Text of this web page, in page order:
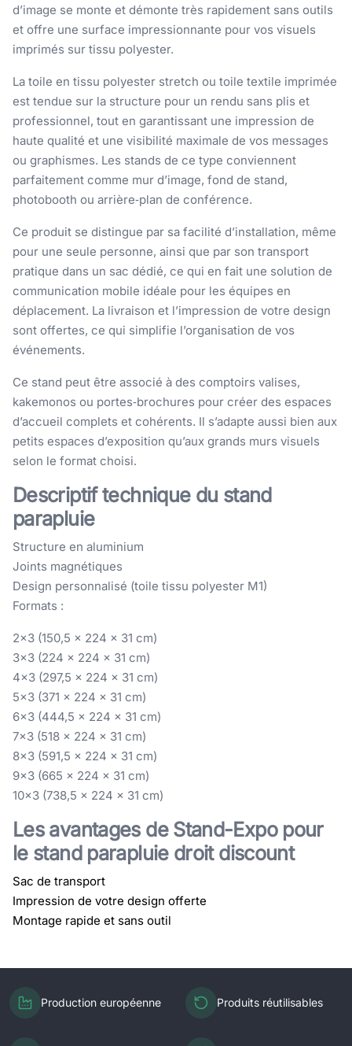
d’image se monte et démonte très rapidement sans outils
et offre une surface impressionnante pour vos visuels
imprimés sur tissu polyester.
La toile en tissu polyester stretch ou toile textile imprimée
est tendue sur la structure pour un rendu sans plis et
professionnel, tout en garantissant une impression de
haute qualité et une visibilité maximale de vos messages
ou graphismes. Les stands de ce type conviennent
parfaitement comme mur d’image, fond de stand,
photobooth ou arrière‑plan de conférence.
Ce produit se distingue par sa facilité d’installation, même
pour une seule personne, ainsi que par son transport
pratique dans un sac dédié, ce qui en fait une solution de
communication mobile idéale pour les équipes en
déplacement. La livraison et l’impression de votre design
sont offertes, ce qui simplifie l’organisation de vos
événements.
Ce stand peut être associé à des comptoirs valises,
kakemonos ou portes‑brochures pour créer des espaces
d’accueil complets et cohérents. Il s’adapte aussi bien aux
petits espaces d’exposition qu’aux grands murs visuels
selon le format choisi.
Descriptif technique du stand
parapluie
Structure en aluminium
Joints magnétiques
Design personnalisé (toile tissu polyester M1)
Formats :
2x3 (150,5 x 224 x 31 cm)
3x3 (224 x 224 x 31 cm)
4x3 (297,5 x 224 x 31 cm)
5x3 (371 x 224 x 31 cm)
6x3 (444,5 x 224 x 31 cm)
7x3 (518 x 224 x 31 cm)
8x3 (591,5 x 224 x 31 cm)
9x3 (665 x 224 x 31 cm)
10x3 (738,5 x 224 x 31 cm)
Les avantages de Stand-Expo pour
le stand parapluie droit discount
Sac de transport
Impression de votre design offerte
Montage rapide et sans outil
Production européenne Produits réutilisables